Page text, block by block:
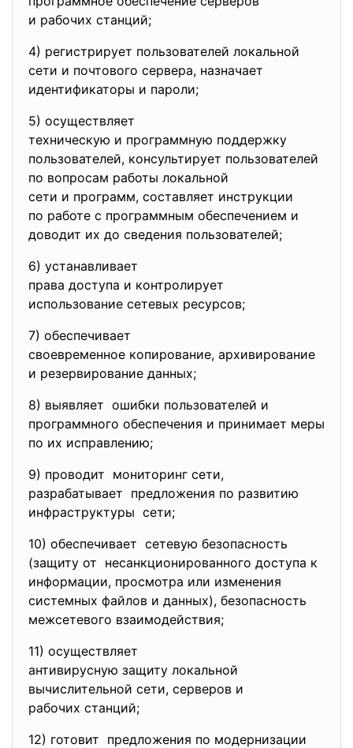
и рабочих станций;
4) регистрирует пользователей локальной
сети и почтового сервера, назначает
идентификаторы и пароли;
5) осуществляет
техническую и программную поддержку
пользователей, консультирует пользователей
по вопросам работы локальной
сети и программ, составляет инструкции
по работе с программным обеспечением и
доводит их до сведения пользователей;
6) устанавливает
права доступа и контролирует
использование сетевых ресурсов;
7) обеспечивает
своевременное копирование, архивирование
и резервирование данных;
8) выявляет ошибки пользователей и
программного обеспечения и принимает меры
по их исправлению;
9) проводит мониторинг сети,
разрабатывает предложения по развитию
инфраструктуры сети;
10) обеспечивает сетевую безопасность
(защиту от несанкционированного доступа к
информации, просмотра или изменения
системных файлов и данных), безопасность
межсетевого взаимодействия;
11) осуществляет
антивирусную защиту локальной
вычислительной сети, серверов и
рабочих станций;
12) готовит предложения по модернизации